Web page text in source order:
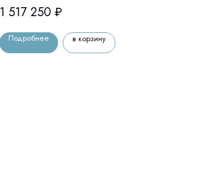
1 517 250 ₽
Подробнее в корзину